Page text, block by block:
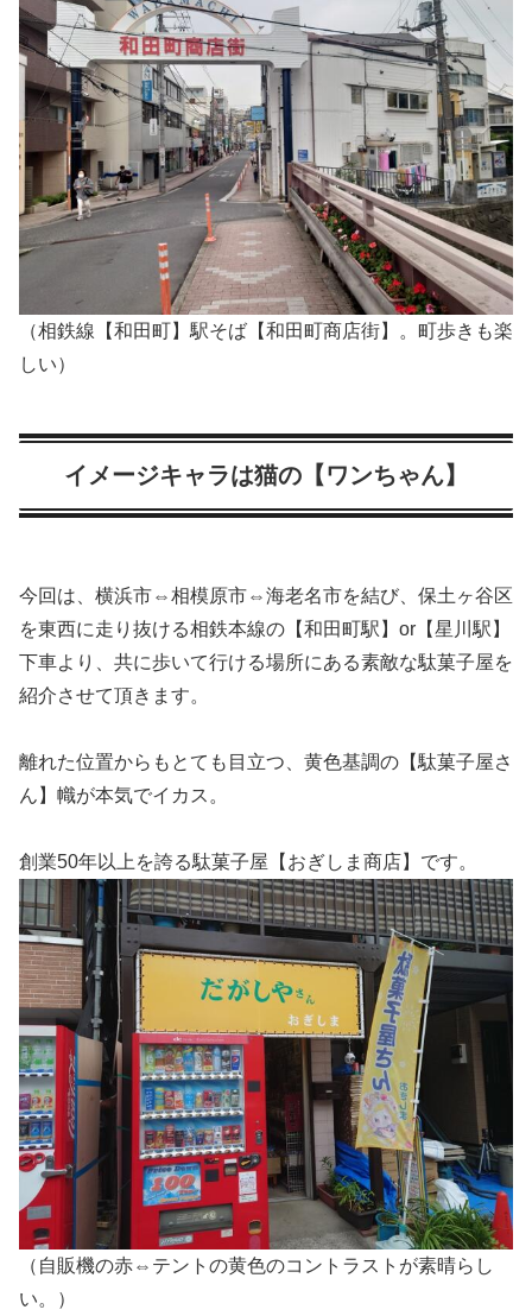
（相鉄線【和田町】駅そば【和田町商店街】。町歩きも楽
しい）
イメージキャラは猫の【ワンちゃん】
今回は、横浜市⇔相模原市⇔海老名市を結び、保土ヶ谷区
を東西に走り抜ける相鉄本線の【和田町駅】or【星川駅】
下車より、共に歩いて行ける場所にある素敵な駄菓子屋を
紹介させて頂きます。
離れた位置からもとても目立つ、黄色基調の【駄菓子屋さ
ん】幟が本気でイカス。
創業50年以上を誇る駄菓子屋【おぎしま商店】です。
（自販機の赤⇔テントの黄色のコントラストが素晴らし
い。）